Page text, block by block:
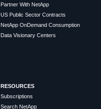
Partner With NetApp
US Public Sector Contracts
NetApp OnDemand Consumption
Data Visionary Centers
RESOURCES
Subscriptions
Search NetApp